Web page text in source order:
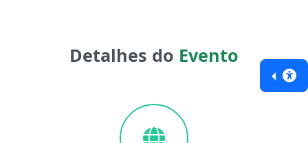
Detalhes do Evento